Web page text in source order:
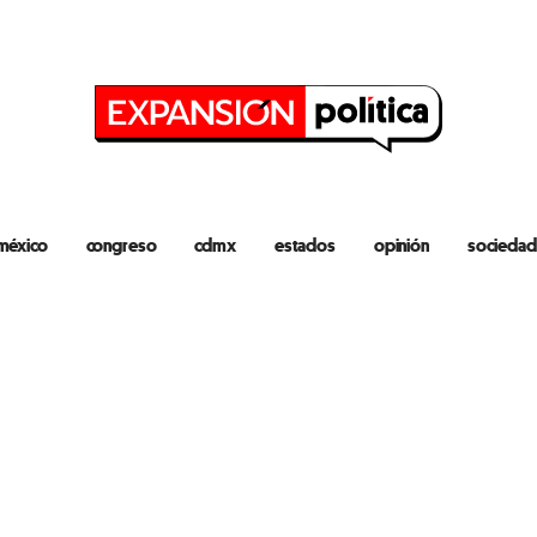
congreso cdmx estados opinión sociedad